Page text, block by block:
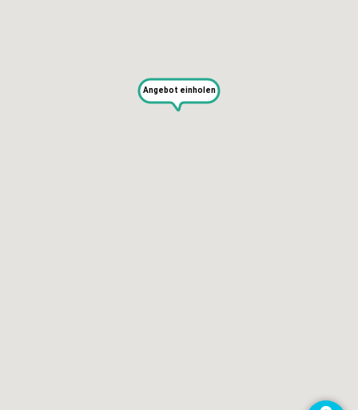
Angebot einholen